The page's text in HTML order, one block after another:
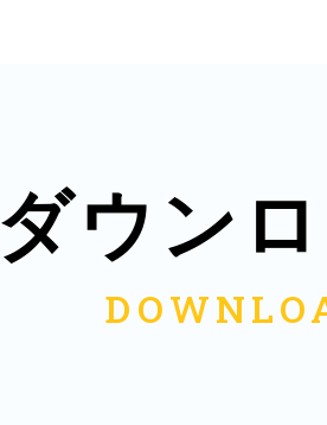
ダウン
鎌倉